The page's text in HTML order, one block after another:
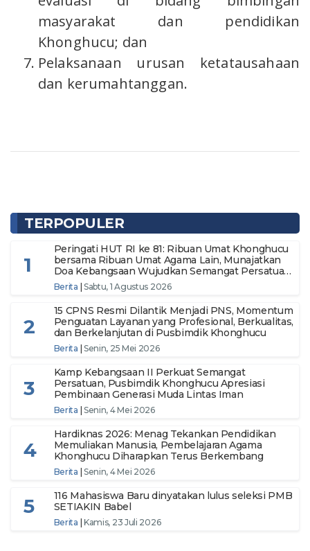
masyarakat dan pendidikan
Khonghucu; dan
Pelaksanaan urusan ketatausahaan
dan kerumahtanggan.
TERPOPULER
1
Peringati HUT RI ke 81: Ribuan Umat Khonghucu
bersama Ribuan Umat Agama Lain, Munajatkan
Doa Kebangsaan Wujudkan Semangat Persatuan
Menuju Indonesia Makmur dan Berdaulat
Berita Sabtu, 1 Agustus 2026
2
15 CPNS Resmi Dilantik Menjadi PNS, Momentum
Penguatan Layanan yang Profesional, Berkualitas,
dan Berkelanjutan di Pusbimdik Khonghucu
Berita Senin, 25 Mei 2026
3
Kamp Kebangsaan II Perkuat Semangat
Persatuan, Pusbimdik Khonghucu Apresiasi
Pembinaan Generasi Muda Lintas Iman
Berita Senin, 4 Mei 2026
4
Hardiknas 2026: Menag Tekankan Pendidikan
Memuliakan Manusia, Pembelajaran Agama
Khonghucu Diharapkan Terus Berkembang
Berita Senin, 4 Mei 2026
5
116 Mahasiswa Baru dinyatakan lulus seleksi PMB
SETIAKIN Babel
Berita Kamis, 23 Juli 2026